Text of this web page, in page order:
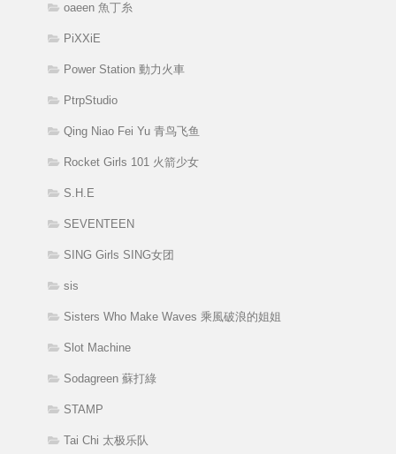
oaeen 魚丁糸
PiXXiE
Power Station 動力火車
PtrpStudio
Qing Niao Fei Yu 青鸟飞鱼
Rocket Girls 101 火箭少女
S.H.E
SEVENTEEN
SING Girls SING女团
sis
Sisters Who Make Waves 乘風破浪的姐姐
Slot Machine
Sodagreen 蘇打綠
STAMP
Tai Chi 太极乐队